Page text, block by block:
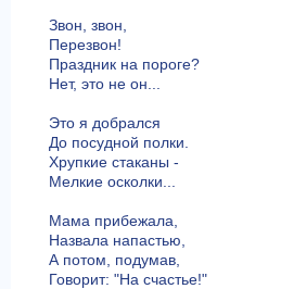
Звон, звон,
Перезвон!
Праздник на пороге?
Нет, это не он...
Это я добрался
До посудной полки.
Хрупкие стаканы -
Мелкие осколки...
Мама прибежала,
Назвала напастью,
А потом, подумав,
Говорит: "На счастье!"